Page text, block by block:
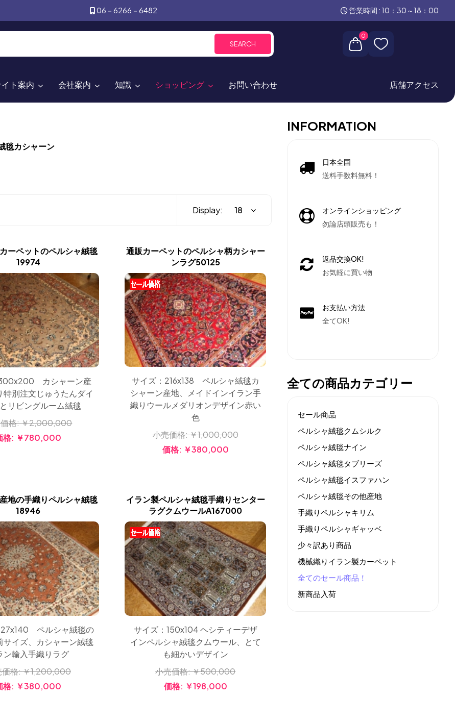
06－6266－6482 営業時間 : 10：30～18：00
SEARCH
0
ト案内 会社案内 知識 ショッピング お問い合わせ 店舗アクセス
毯カシャーン
Display:
ーペットのペルシャ絨毯
19974
カシャーン産
特別注文じゅうたんダイ
リビングルーム絨毯
格:￥2,000,000
格: ￥780,000
通販カーペットのペルシャ柄カシャー
ンラグ50125
サイズ：216x138 ペルシャ絨毯カ
シャーン産地、メイドインイラン手
織りウールメダリオンデザイン赤い
色
小売価格:￥1,000,000
価格: ￥380,000
地の手織りペルシャ絨毯
18946
ペルシャ絨毯の
サイズ、カシャーン絨毯
ン輸入手織りラグ
価格:￥1,200,000
格: ￥380,000
イラン製ペルシャ絨毯手織りセンター
ラグクムウールA167000
サイズ：150x104 ヘシティーデザ
インペルシャ絨毯クムウール、とて
も細かいデザイン
小売価格:￥500,000
価格: ￥198,000
INFORMATION
日本全国
送料手数料無料！
オンラインショッピング
勿論店頭販売も！
返品交換OK!
お気軽に買い物
お支払い方法
全てOK!
全ての商品カテゴリー
セール商品
ペルシャ絨毯クムシルク
ペルシャ絨毯ナイン
ペルシャ絨毯タブリーズ
ペルシャ絨毯イスファハン
ペルシャ絨毯その他産地
手織りペルシャキリム
手織りペルシャギャッベ
少々訳あり商品
機械織りイラン製カーペット
全てのセール商品！
新商品入荷